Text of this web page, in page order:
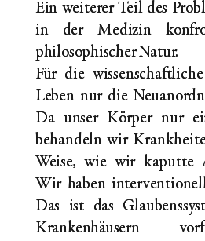
Ein weiterer Teil des
in der Medizin
philosophischer Natur.
Für die
Leben nur die
Da unser Körper nur
behandeln wir
Weise, wie wir kaputte
Wir haben
Das ist das
Krankenhäusern